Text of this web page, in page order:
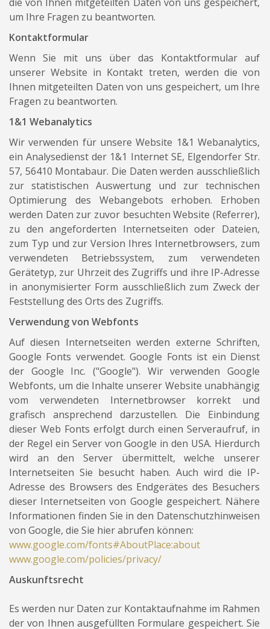
um Ihre Fragen zu beantworten.
Kontaktformular
Wenn Sie mit uns über das Kontaktformular auf
unserer Website in Kontakt treten, werden die von
Ihnen mitgeteilten Daten von uns gespeichert, um Ihre
Fragen zu beantworten.
1&1 Webanalytics
Wir verwenden für unsere Website 1&1 Webanalytics,
ein Analysedienst der 1&1 Internet SE, Elgendorfer Str.
57, 56410 Montabaur. Die Daten werden ausschließlich
zur statistischen Auswertung und zur technischen
Optimierung des Webangebots erhoben. Erhoben
werden Daten zur zuvor besuchten Website (Referrer),
zu den angeforderten Internetseiten oder Dateien,
zum Typ und zur Version Ihres Internetbrowsers, zum
verwendeten Betriebssystem, zum verwendeten
Gerätetyp, zur Uhrzeit des Zugriffs und ihre IP-Adresse
in anonymisierter Form ausschließlich zum Zweck der
Feststellung des Orts des Zugriffs.
Verwendung von Webfonts
Auf diesen Internetseiten werden externe Schriften,
Google Fonts verwendet. Google Fonts ist ein Dienst
der Google Inc. ("Google"). Wir verwenden Google
Webfonts, um die Inhalte unserer Website unabhängig
vom verwendeten Internetbrowser korrekt und
grafisch ansprechend darzustellen. Die Einbindung
dieser Web Fonts erfolgt durch einen Serveraufruf, in
der Regel ein Server von Google in den USA. Hierdurch
wird an den Server übermittelt, welche unserer
Internetseiten Sie besucht haben. Auch wird die IP-
Adresse des Browsers des Endgerätes des Besuchers
dieser Internetseiten von Google gespeichert. Nähere
Informationen finden Sie in den Datenschutzhinweisen
von Google, die Sie hier abrufen können:
www.google.com/fonts#AboutPlace:about
www.google.com/policies/privacy/
Auskunftsrecht
Es werden nur Daten zur Kontaktaufnahme im Rahmen
der von Ihnen ausgefüllten Formulare gespeichert. Sie